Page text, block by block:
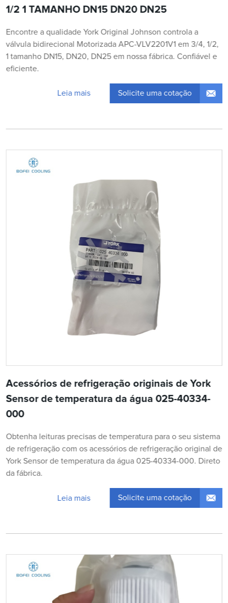
1/2 1 TAMANHO DN15 DN20 DN25
Encontre a qualidade York Original Johnson controla a
válvula bidirecional Motorizada APC-VLV2201V1 em 3/4, 1/2,
1 tamanho DN15, DN20, DN25 em nossa fábrica. Confiável e
eficiente.
Leia mais Solicite uma cotação
Acessórios de refrigeração originais de York
Sensor de temperatura da água 025-40334-
000
Obtenha leituras precisas de temperatura para o seu sistema
de refrigeração com os acessórios de refrigeração original de
York Sensor de temperatura da água 025-40334-000. Direto
da fábrica.
Leia mais Solicite uma cotação